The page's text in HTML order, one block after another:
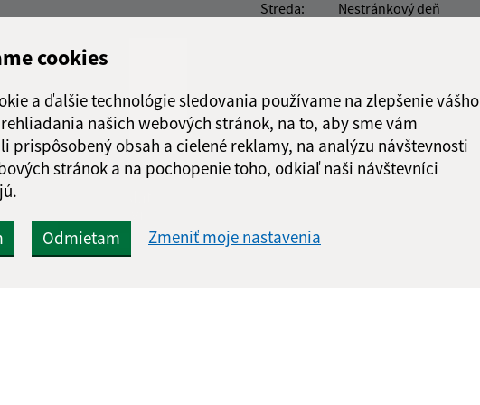
cookies
a ďalšie technológie sledovania používame na zlepšenie vášho
našich webových stránok, na to, aby sme vám
prispôsobený obsah a cielené reklamy, na analýzu návštevnosti
stránok a na pochopenie toho, odkiaľ naši návštevníci
Odmietam Zmeniť moje nastavenia
Streda:
Nestránkový deň